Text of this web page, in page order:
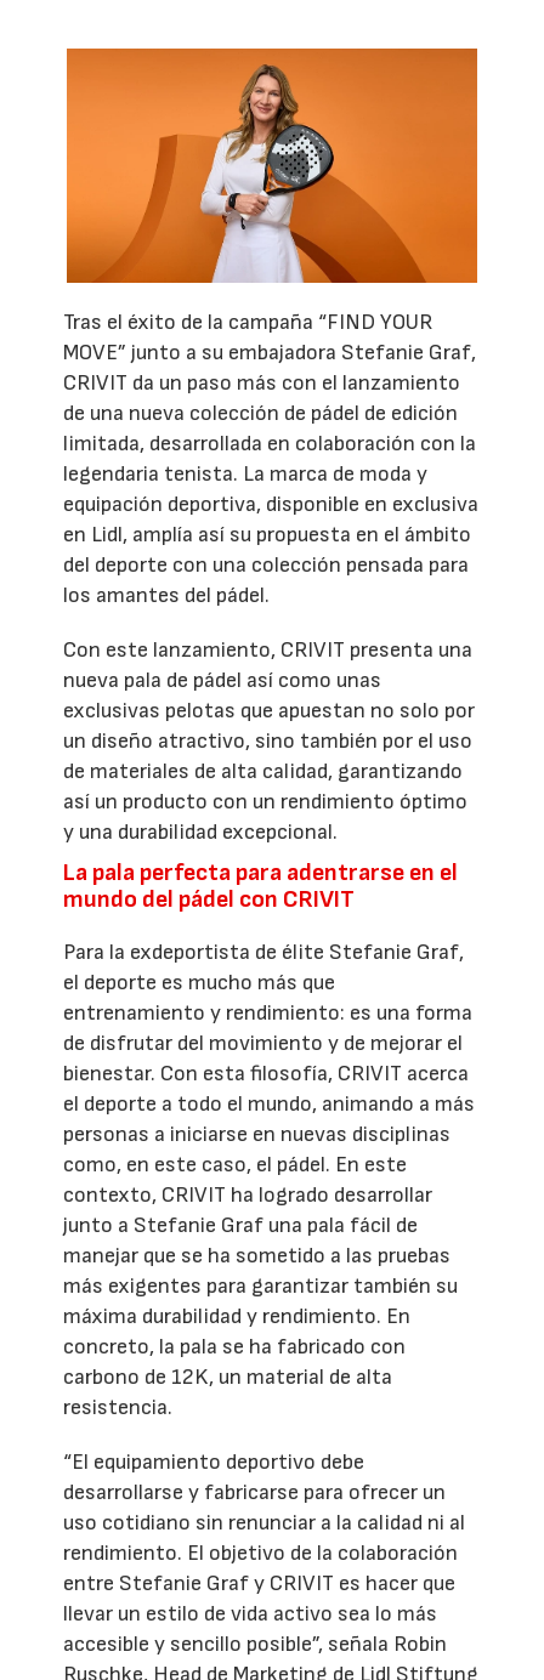
Tras el éxito de la campaña “FIND YOUR
MOVE” junto a su embajadora Stefanie Graf,
CRIVIT da un paso más con el lanzamiento
de una nueva colección de pádel de edición
limitada, desarrollada en colaboración con la
legendaria tenista. La marca de moda y
equipación deportiva, disponible en exclusiva
en Lidl, amplía así su propuesta en el ámbito
del deporte con una colección pensada para
los amantes del pádel.
Con este lanzamiento, CRIVIT presenta una
nueva pala de pádel así como unas
exclusivas pelotas que apuestan no solo por
un diseño atractivo, sino también por el uso
de materiales de alta calidad, garantizando
así un producto con un rendimiento óptimo
y una durabilidad excepcional.
La pala perfecta para adentrarse en el
mundo del pádel con CRIVIT
Para la exdeportista de élite Stefanie Graf,
el deporte es mucho más que
entrenamiento y rendimiento: es una forma
de disfrutar del movimiento y de mejorar el
bienestar. Con esta filosofía, CRIVIT acerca
el deporte a todo el mundo, animando a más
personas a iniciarse en nuevas disciplinas
como, en este caso, el pádel. En este
contexto, CRIVIT ha logrado desarrollar
junto a Stefanie Graf una pala fácil de
manejar que se ha sometido a las pruebas
más exigentes para garantizar también su
máxima durabilidad y rendimiento. En
concreto, la pala se ha fabricado con
carbono de 12K, un material de alta
resistencia.
“El equipamiento deportivo debe
desarrollarse y fabricarse para ofrecer un
uso cotidiano sin renunciar a la calidad ni al
rendimiento. El objetivo de la colaboración
entre Stefanie Graf y CRIVIT es hacer que
llevar un estilo de vida activo sea lo más
accesible y sencillo posible”, señala Robin
Ruschke, Head de Marketing de Lidl Stiftung